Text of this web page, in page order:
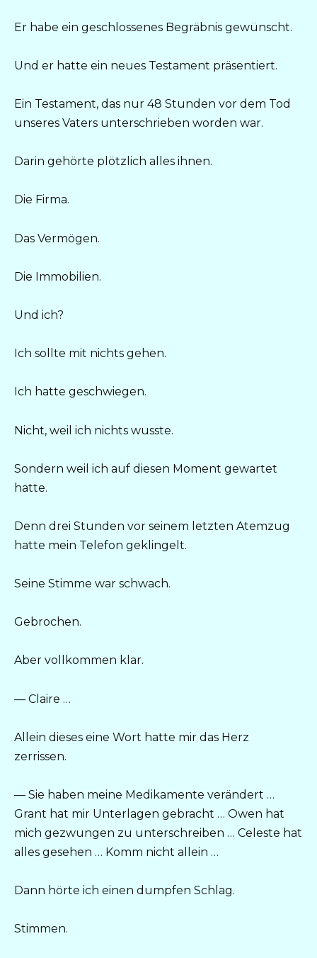
Er habe ein geschlossenes Begräbnis gewünscht.
Und er hatte ein neues Testament präsentiert.
Ein Testament, das nur 48 Stunden vor dem Tod
unseres Vaters unterschrieben worden war.
Darin gehörte plötzlich alles ihnen.
Die Firma.
Das Vermögen.
Die Immobilien.
Und ich?
Ich sollte mit nichts gehen.
Ich hatte geschwiegen.
Nicht, weil ich nichts wusste.
Sondern weil ich auf diesen Moment gewartet
hatte.
Denn drei Stunden vor seinem letzten Atemzug
hatte mein Telefon geklingelt.
Seine Stimme war schwach.
Gebrochen.
Aber vollkommen klar.
— Claire …
Allein dieses eine Wort hatte mir das Herz
zerrissen.
— Sie haben meine Medikamente verändert …
Grant hat mir Unterlagen gebracht … Owen hat
mich gezwungen zu unterschreiben … Celeste hat
alles gesehen … Komm nicht allein …
Dann hörte ich einen dumpfen Schlag.
Stimmen.